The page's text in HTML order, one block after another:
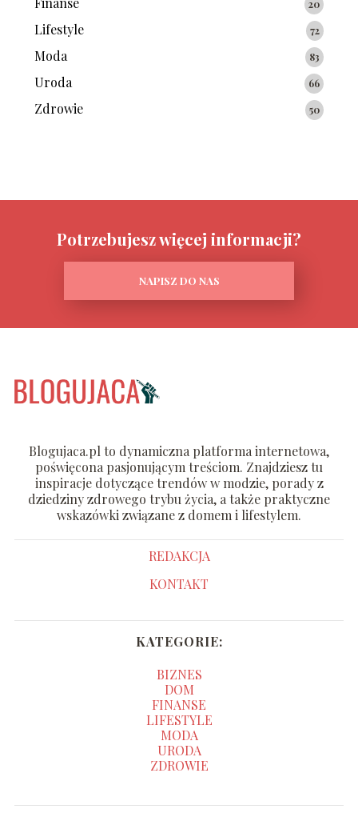
20
Lifestyle 72
Moda 83
Uroda 66
Zdrowie 50
Potrzebujesz więcej informacji?
NAPISZ DO NAS
Blogujaca.pl to dynamiczna platforma internetowa,
poświęcona pasjonującym treściom. Znajdziesz tu
inspiracje dotyczące trendów w modzie, porady z
dziedziny zdrowego trybu życia, a także praktyczne
wskazówki związane z domem i lifestylem.
REDAKCJA
KONTAKT
KATEGORIE:
BIZNES
DOM
FINANSE
LIFESTYLE
MODA
URODA
ZDROWIE